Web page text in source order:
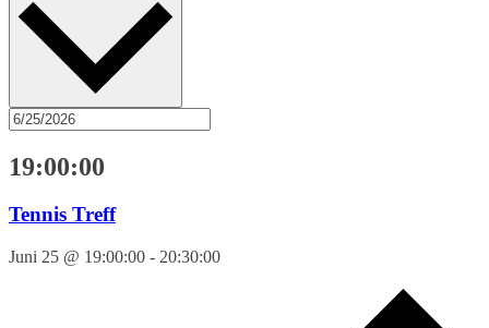
19:00:00
Tennis Treff
Juni 25 @ 19:00:00 - 20:30:00